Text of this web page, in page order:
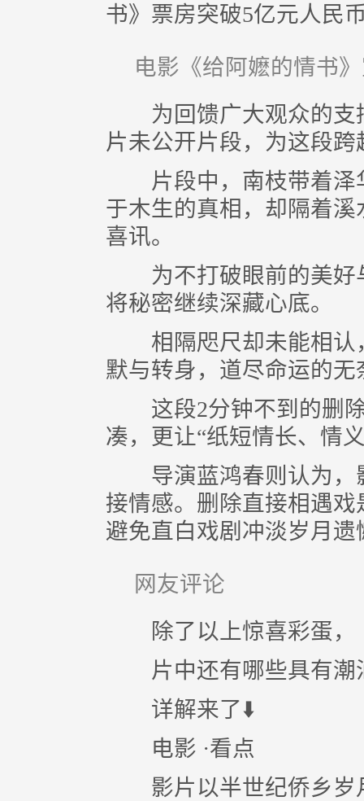
书》票房突破5亿元人民
电影《给阿嬷的情书
为回馈广大观众的支
片未公开片段，为这段
片段中，南枝带着泽
于木生的真相，却隔着
喜讯。
为不打破眼前的美好
将秘密继续深藏心底。
相隔咫尺却未能相认
默与转身，道尽命运的无
这段2分钟不到的删除
凑，更让“纸短情长、情
导演蓝鸿春则认为，
接情感。删除直接相遇
避免直白戏剧冲淡岁月遗
网友评论
除了以上惊喜彩蛋，
片中还有哪些具有潮
详解来了⬇️
电影 ·看点
影片以半世纪侨乡岁